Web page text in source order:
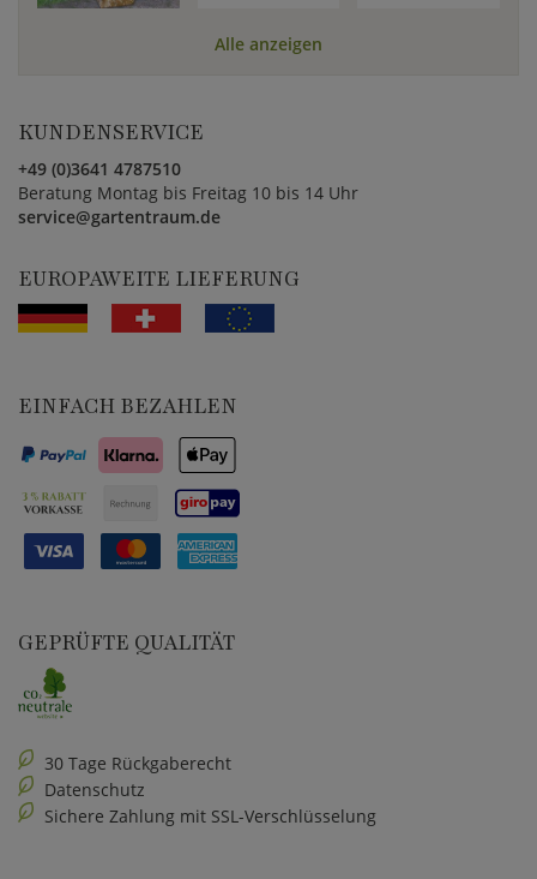
Alle anzeigen
KUNDENSERVICE
+49 (0)3641 4787510
Beratung Montag bis Freitag 10 bis 14 Uhr
service@gartentraum.de
EUROPAWEITE LIEFERUNG
EINFACH BEZAHLEN
GEPRÜFTE QUALITÄT
30 Tage Rückgaberecht
Datenschutz
Sichere Zahlung mit SSL-Verschlüsselung